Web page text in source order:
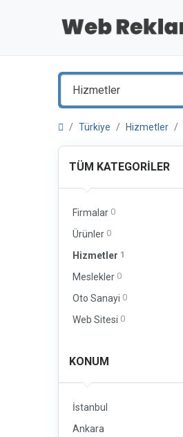
Hizmetler
Türkiye Hizmetler
TÜM KATEGORILER
Firmalar 0
Ürünler 0
Hizmetler 1
Meslekler 0
Oto Sanayi 0
Web Sitesi 0
KONUM
İstanbul
Ankara